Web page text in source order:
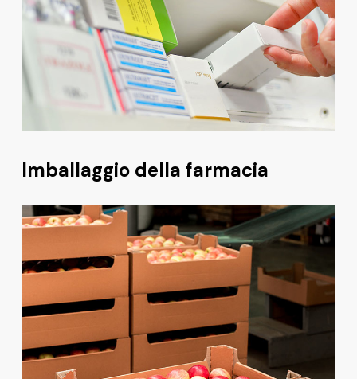
Imballaggio della farmacia